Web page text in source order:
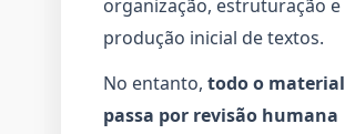
organização, estruturação e
produção inicial de textos.
No entanto, todo o material
passa por revisão humana